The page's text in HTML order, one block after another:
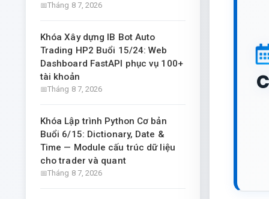
Tháng 8 7, 2026
Khóa Xây dựng IB Bot Auto
Trading HP2 Buổi 15/24: Web
Dashboard FastAPI phục vụ 100+
tài khoản
Tháng 8 7, 2026
Khóa Lập trình Python Cơ bản
Buổi 6/15: Dictionary, Date &
Time — Module cấu trúc dữ liệu
cho trader và quant
Tháng 8 7, 2026